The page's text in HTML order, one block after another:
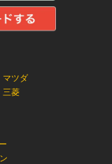
マツダ
三菱